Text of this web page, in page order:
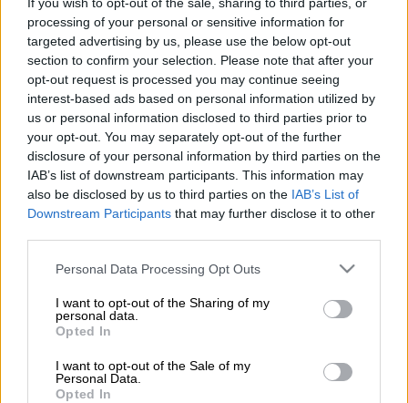
If you wish to opt-out of the sale, sharing to third parties, or
processing of your personal or sensitive information for
targeted advertising by us, please use the below opt-out
section to confirm your selection. Please note that after your
opt-out request is processed you may continue seeing
interest-based ads based on personal information utilized by
us or personal information disclosed to third parties prior to
your opt-out. You may separately opt-out of the further
disclosure of your personal information by third parties on the
IAB’s list of downstream participants. This information may
also be disclosed by us to third parties on the IAB’s List of
Downstream Participants that may further disclose it to other
Please note that this website/app uses one or more Google
not limited to your visit or usage behaviour. You may click to
grant or deny consent to Google and its third-party tags to
use your data for below specified purposes in below Google
consent section.
Personal Data Processing Opt Outs
I want to opt-out of the Sharing of my
personal data.
Opted In
I want to opt-out of the Sale of my
Personal Data.
Opted In
Πέθανε ξαφνικά σε ηλικία 53 ετών ο
δημοσιογράφος της ΕΡΤ και του Πρώτου
Προγράμματος,Δημήτρης Κρητικός
ΔΙΑΒΑΣΤΕ ΕΠΙΣΗΣ
Ελλάδα|18.06.2024 12:55
Πύρινα μέτωπα σε Έβρο και Λέσβο:
Συναγερμός στην Πυροσβεστική
Σοβαρό ατύχημα για τη Ρούλα
Πισπιρίγκου: Έχει κάταγμα στο χέρι –
Τι συνέβη